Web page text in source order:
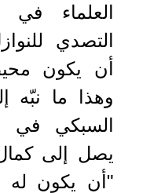
العلماء في
التصدي
أن يكون
وهذا ما نبّه
السبكي في
يصل إلى كمال
"أن يكون له